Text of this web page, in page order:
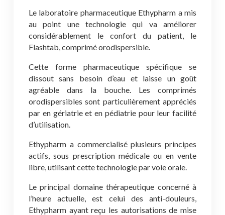
Le laboratoire pharmaceutique Ethypharm a mis
au point une technologie qui va améliorer
considérablement le confort du patient, le
Flashtab, comprimé orodispersible.
Cette forme pharmaceutique spécifique se
dissout sans besoin d’eau et laisse un goût
agréable dans la bouche. Les comprimés
orodispersibles sont particulièrement appréciés
par en gériatrie et en pédiatrie pour leur facilité
d’utilisation.
Ethypharm a commercialisé plusieurs principes
actifs, sous prescription médicale ou en vente
libre, utilisant cette technologie par voie orale.
Le principal domaine thérapeutique concerné à
l’heure actuelle, est celui des anti-douleurs,
Ethypharm ayant reçu les autorisations de mise